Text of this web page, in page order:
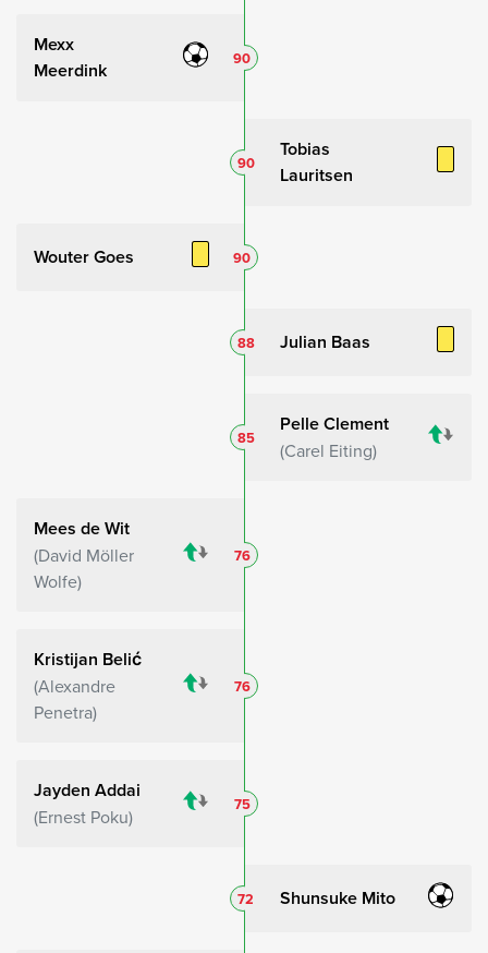
Mexx
Meerdink
90
Tobias
Lauritsen
90
Wouter Goes 90
Julian Baas
88
Pelle Clement
Carel Eiting
85
Mees de Wit
David Möller
Wolfe
76
Kristijan Belić
Alexandre
Penetra
76
Jayden Addai
Ernest Poku
75
Shunsuke Mito
72